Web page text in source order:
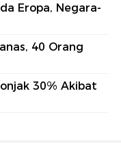
Eropa, Negara-
40 Orang
30% Akibat